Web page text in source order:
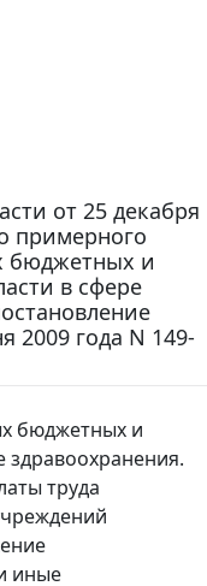
от 25 декабря
примерного
бюджетных и
в сфере
2009 года N 149-
бюджетных и
здравоохранения.
труда
иные